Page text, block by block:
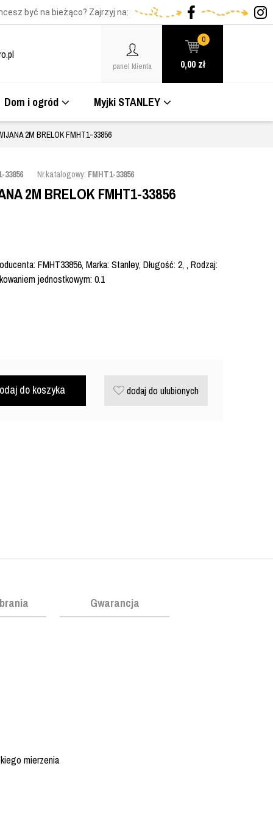
być na bieżąco? Zajrzyj na:
panel klienta
0
0,00 zł
Dom i ogród Myjki STANLEY
2M BRELOK FMHT1-33856
33856 Nr.katalogowy: FMHT1-33856
2M BRELOK FMHT1-33856
FMHT33856, Marka: Stanley, Długość: 2, , Rodzaj:
jednostkowym: 0.1
do koszyka dodaj do ulubionych
Gwarancja
mierzenia